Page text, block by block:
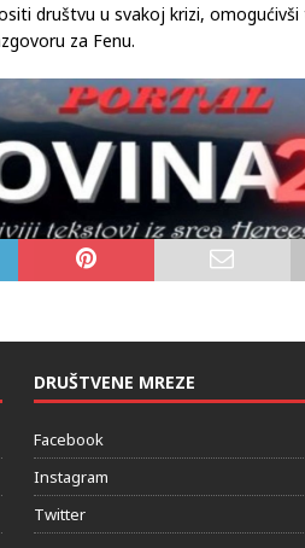
društvu u svakoj krizi, omogućivši
za Fenu.
DRUŠTVENE MREZE
Facebook
Instagram
Twitter